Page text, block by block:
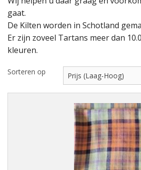
gaat.
De Kilten worden in Schotland
Er zijn zoveel Tartans meer dan
kleuren.
Sorteren op